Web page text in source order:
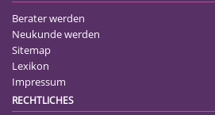
Berater werden
Neukunde werden
Sitemap
Lexikon
Impressum
RECHTLICHES